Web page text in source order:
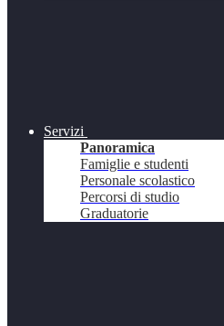
Servizi
Panoramica
Famiglie e studenti
Personale scolastico
Percorsi di studio
Graduatorie